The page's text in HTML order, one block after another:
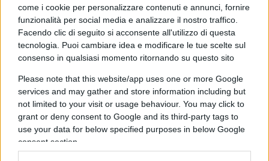
come i cookie per personalizzare contenuti e annunci, fornire
funzionalità per social media e analizzare il nostro traffico.
Facendo clic di seguito si acconsente all'utilizzo di questa
tecnologia. Puoi cambiare idea e modificare le tue scelte sul
consenso in qualsiasi momento ritornando su questo sito
Please note that this website/app uses one or more Google
services and may gather and store information including but
not limited to your visit or usage behaviour. You may click to
grant or deny consent to Google and its third-party tags to
use your data for below specified purposes in below Google
consent section.
Le vignette satiriche diBeppe Fantin, illustratore
trevigiano, nascono dalla passione dell'autore per
dare voce a situazioni, non solo politiche, attraverso i
disegni utilizzando da sempre la tecnica riconoscibile
centrodestra, il vignettista non fatica a trovare le sue
ispirazioni dall’attuale sinistra, che a suo dire, mai
come in questo momento sta dando il “meglio” di sé.
La satira è libertà di espressione o almeno lo è fino a
quando non supera l’indecenza, fino a quando non